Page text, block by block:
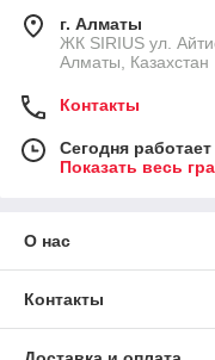
г. Алматы
​ЖК SIRIUS​ ул.
Алматы, Казахстан
Контакты
Сегодня
Показать весь
О нас
Контакты